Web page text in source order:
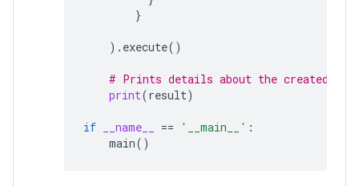
}
) . execute()
# Prints details about the created
print(result)
if __name__ == '__main__' :
main()